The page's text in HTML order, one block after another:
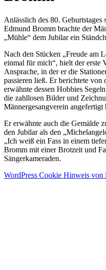
Anlässlich des 80. Geburtstages
Edmund Bromm brachte der
„Mühle“ dem Jubilar ein
Nach den Stücken „Freude am
einmal für mich“, hielt der erste
Ansprache, in der er die
passieren ließ. Er berichtete von
erwähnte dessen Hobbies
die zahllosen Bilder und
Männergesangverein angefertigt
Er erwähnte auch die Gemälde
den Jubilar als den
„Ich weiß ein Fass in einem
Bromm mit einer Brotzeit und
Sängerkameraden.
WordPress Cookie Hinweis von